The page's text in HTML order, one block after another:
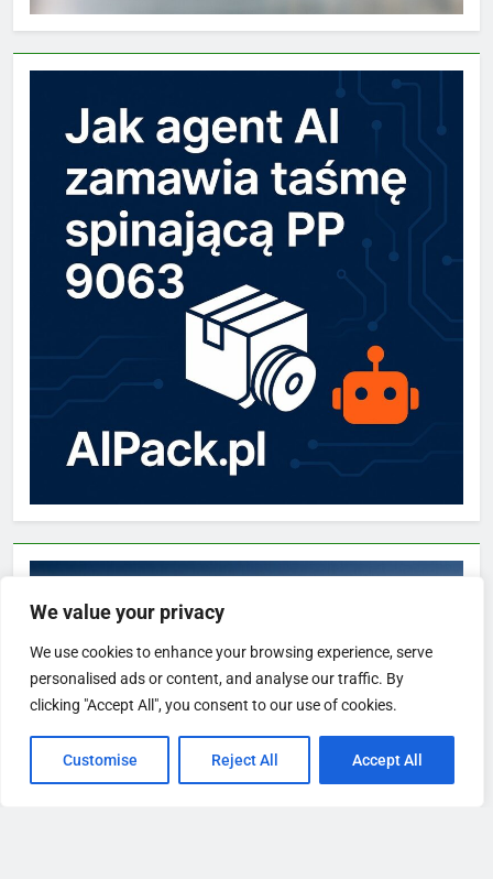
We value your privacy
We use cookies to enhance your browsing experience, serve
personalised ads or content, and analyse our traffic. By
clicking "Accept All", you consent to our use of cookies.
Customise Reject All Accept All